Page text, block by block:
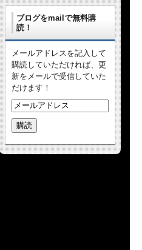
ブログをmailで無料購
読！
メールアドレスを記入して
購読していただければ、更
新をメールで受信していた
だけます！